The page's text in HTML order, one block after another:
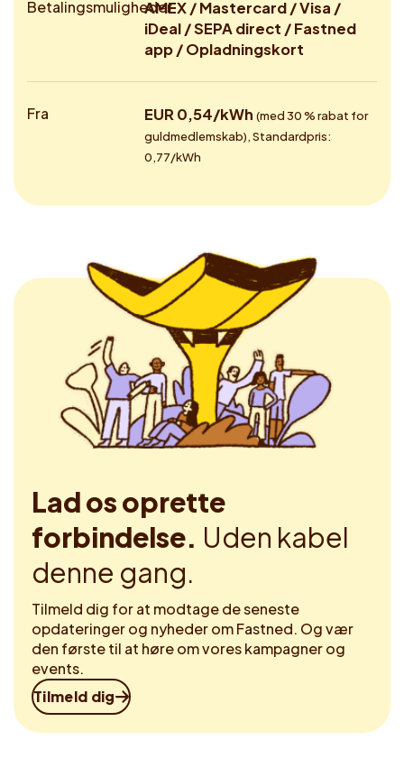
BetalingsmulighederAMEX / Mastercard / Visa /
iDeal / SEPA direct / Fastned
app / Opladningskort
Fra EUR 0,54/kWh (med 30 % rabat for
guldmedlemskab), Standardpris:
0,77/kWh
Lad os oprette
forbindelse. Uden kabel
denne gang.
Tilmeld dig for at modtage de seneste
opdateringer og nyheder om Fastned. Og vær
den første til at høre om vores kampagner og
events.
Tilmeld dig